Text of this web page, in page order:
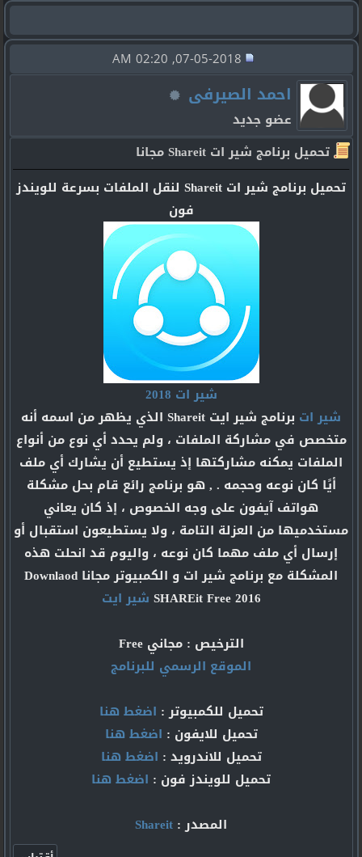
احمد الصيرفى
عضو جديد
تحميل برنامج شير ات Shareit مجانا
تحميل برنامج شير ات Shareit لنقل الملفات بسرعة للويندز
فون
شير ات 2018
شير ات
برنامج شير ايت Shareit الذي يظهر من اسمه أنه
متخصص في مشاركة الملفات ، ولم يحدد أي نوع من أنواع
الملفات يمكنه مشاركتها إذ يستطيع أن يشارك أي ملف
أيًا كان نوعه وحجمه . , هو برنامج رائع قام بحل مشكلة
هواتف آيفون على وجه الخصوص ، إذ كان يعاني
مستخدميها من العزلة التامة ، ولا يستطيعون استقبال أو
إرسال أي ملف مهما كان نوعه ، واليوم قد انحلت هذه
المشكلة مع برنامج شير ات و الكمبيوتر مجانا Downlaod
SHAREit Free 2016 شير ايت
الترخيص : مجاني Free
الموقع الرسمي للبرنامج
تحميل للكمبيوتر : اضغط هنا
تحميل للايفون : اضغط هنا
تحميل للاندرويد : اضغط هنا
تحميل للويندز فون : اضغط هنا
المصدر : Shareit